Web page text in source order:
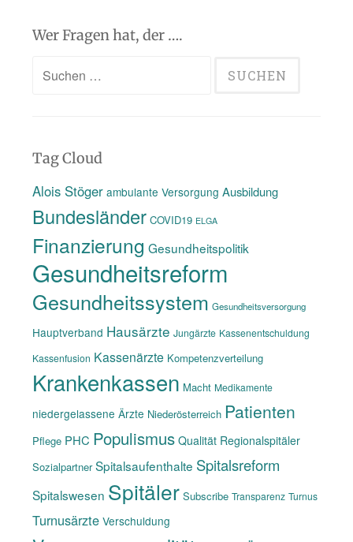
Wer Fragen hat, der ….
Suchen
Tag Cloud
Alois Stöger ambulante Versorgung Ausbildung
Bundesländer COVID19 ELGA
Finanzierung Gesundheitspolitik
Gesundheitsreform
Gesundheitssystem Gesundheitsversorgung
Hauptverband Hausärzte Jungärzte Kassenentschuldung
Kassenfusion Kassenärzte Kompetenzverteilung
Krankenkassen Macht Medikamente
niedergelassene Ärzte Niederösterreich Patienten
Pflege PHC Populismus Qualität Regionalspitäler
Sozialpartner Spitalsaufenthalte Spitalsreform
Spitalswesen Spitäler Subscribe Transparenz Turnus
Turnusärzte Verschuldung